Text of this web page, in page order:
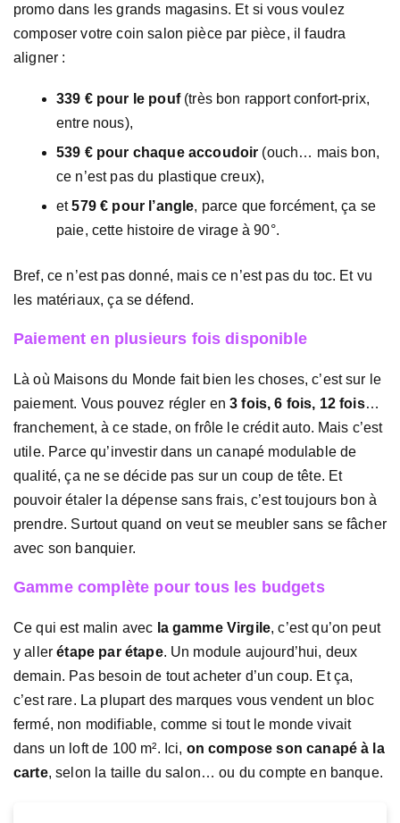
promo dans les grands magasins. Et si vous voulez
composer votre coin salon pièce par pièce, il faudra
aligner :
339 € pour le pouf(très bon rapport confort-prix,
entre nous),
539 € pour chaque accoudoir (ouch… mais bon,
ce n’est pas du plastique creux),
et579 € pour l’angle, parce que forcément, ça se
paie, cette histoire de virage à 90°.
Bref, ce n’est pas donné, mais ce n’est pas du toc. Et vu
les matériaux, ça se défend.
Paiement en plusieurs fois disponible
Là où Maisons du Monde fait bien les choses, c’est sur le
paiement. Vous pouvez régler en3 fois, 6 fois, 12 fois…
franchement, à ce stade, on frôle le crédit auto. Mais c’est
utile. Parce qu’investir dans un canapé modulable de
qualité, ça ne se décide pas sur un coup de tête. Et
pouvoir étaler la dépense sans frais, c’est toujours bon à
prendre. Surtout quand on veut se meubler sans se fâcher
avec son banquier.
Gamme complète pour tous les budgets
Ce qui est malin avec la gamme Virgile, c’est qu’on peut
y allerétape par étape. Un module aujourd’hui, deux
demain. Pas besoin de tout acheter d’un coup. Et ça,
c’est rare. La plupart des marques vous vendent un bloc
fermé, non modifiable, comme si tout le monde vivait
dans un loft de 100 m². Ici, on compose son canapé à la
carte, selon la taille du salon… ou du compte en banque.